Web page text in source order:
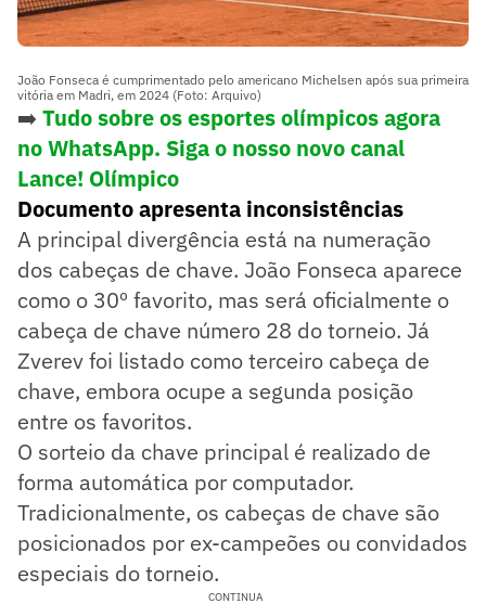
João Fonseca é cumprimentado pelo americano Michelsen após sua primeira
vitória em Madri, em 2024 (Foto: Arquivo)
➡️ Tudo sobre os esportes olímpicos agora
no WhatsApp. Siga o nosso novo canal
Lance! Olímpico
Documento apresenta inconsistências
A principal divergência está na numeração
dos cabeças de chave. João Fonseca aparece
como o 30º favorito, mas será oficialmente o
cabeça de chave número 28 do torneio. Já
Zverev foi listado como terceiro cabeça de
chave, embora ocupe a segunda posição
entre os favoritos.
O sorteio da chave principal é realizado de
forma automática por computador.
Tradicionalmente, os cabeças de chave são
posicionados por ex-campeões ou convidados
especiais do torneio.
CONTINUA